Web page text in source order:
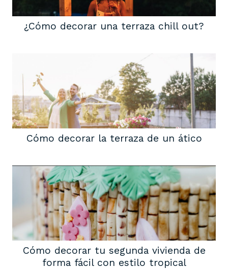
¿Cómo decorar una terraza chill out?
Cómo decorar la terraza de un ático
Cómo decorar tu segunda vivienda de
forma fácil con estilo tropical